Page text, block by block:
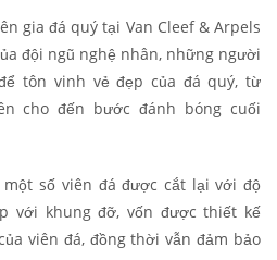
gia đá quý tại Van Cleef & Arpels
đội ngũ nghệ nhân, những người
tôn vinh vẻ đẹp của đá quý, từ
cho đến bước đánh bóng cuối
số viên đá được cắt lại với độ
với khung đỡ, vốn được thiết kế
viên đá, đồng thời vẫn đảm bảo